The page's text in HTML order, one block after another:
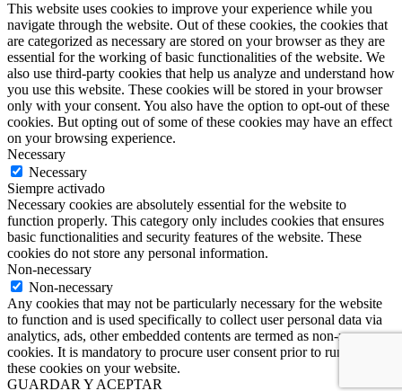
This website uses cookies to improve your experience while you
navigate through the website. Out of these cookies, the cookies that
are categorized as necessary are stored on your browser as they are
essential for the working of basic functionalities of the website. We
also use third-party cookies that help us analyze and understand how
you use this website. These cookies will be stored in your browser
only with your consent. You also have the option to opt-out of these
cookies. But opting out of some of these cookies may have an effect
on your browsing experience.
Necessary
Necessary
Siempre activado
Necessary cookies are absolutely essential for the website to
function properly. This category only includes cookies that ensures
basic functionalities and security features of the website. These
cookies do not store any personal information.
Non-necessary
Non-necessary
Any cookies that may not be particularly necessary for the website
to function and is used specifically to collect user personal data via
analytics, ads, other embedded contents are termed as non-necessary
cookies. It is mandatory to procure user consent prior to running
these cookies on your website.
GUARDAR Y ACEPTAR